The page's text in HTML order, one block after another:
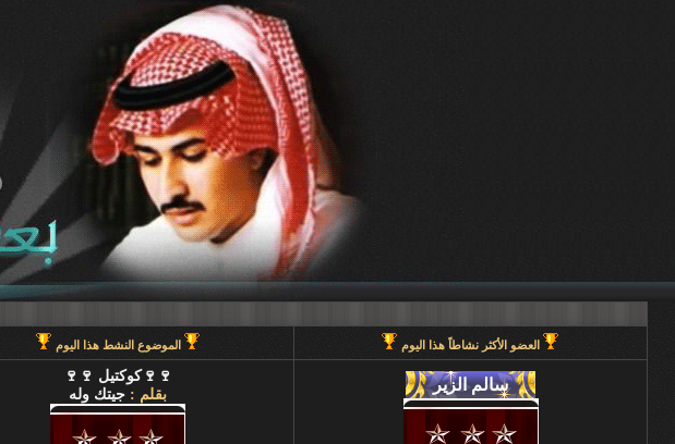
العضو الأكثر نشاطاً هذا اليوم الموضوع النشط هذا اليوم
🍷🍷كوكتيل 🍷🍷
بقلم : جيتك وله